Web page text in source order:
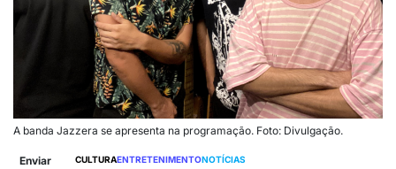
A banda Jazzera se apresenta na programação. Foto: Divulgação.
Enviar CULTURAENTRETENIMENTONOTÍCIAS